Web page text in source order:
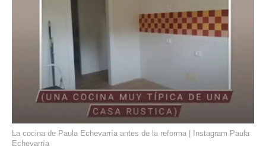
La cocina de Paula Echevarría antes de la reforma | Instagram Paula
Echevarría